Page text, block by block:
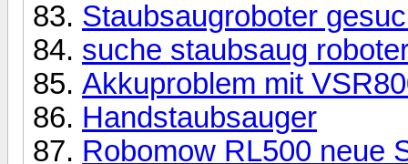
Staubsaugroboter
suche staubsaug
Akkuproblem mit
Handstaubsauger
Robomow RL500 neue